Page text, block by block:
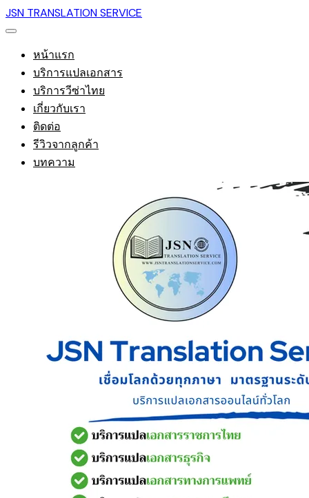
JSN TRANSLATION SERVICE
หน้าแรก
บริการแปลเอกสาร
บริการวีซ่าไทย
เกี่ยวกับเรา
ติดต่อ
รีวิวจากลูกค้า
บทความ